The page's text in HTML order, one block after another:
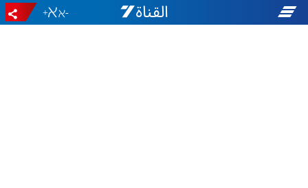
-
+